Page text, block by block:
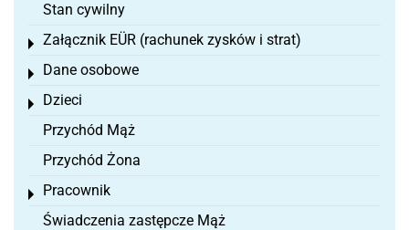
Stan cywilny
Załącznik EÜR (rachunek zysków i strat)
Toggle menu
Dane osobowe
Toggle menu
Dzieci
Toggle menu
Przychód Mąż
Przychód Żona
Pracownik
Toggle menu
Świadczenia zastępcze Mąż